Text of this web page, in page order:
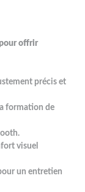
offrir
précis et
formation de
visuel
un entretien